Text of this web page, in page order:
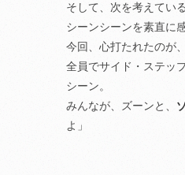
そして、次を考えてい
シーンシーンを素直に
今回、心打たれたのが、
全員でサイド・ステッ
シーン。
みんなが、ズーンと、
よ」